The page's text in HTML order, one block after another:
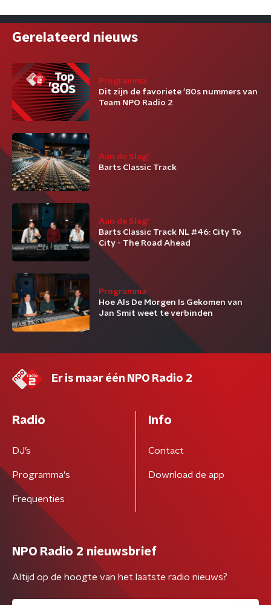
Gerelateerd nieuws
Programma
Dit zijn de favoriete '80s nummers van
Team NPO Radio 2
Aan de Slag!
Barts Classic Track
Aan de Slag!
Barts Classic Track NL #46: City To
City - The Road Ahead
Programma
Hoe Als De Morgen Is Gekomen van
Jan Smit weet te verbinden
Er is maar één NPO Radio 2
Radio
DJ’s
Programma's
Frequenties
Info
Contact
Download de app
NPO Radio 2 nieuwsbrief
Altijd op de hoogte van het laatste radio nieuws?